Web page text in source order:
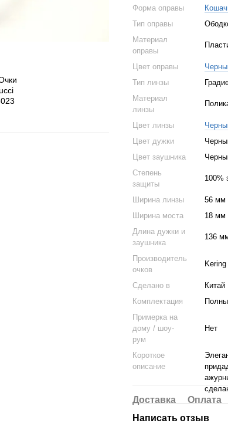
Форма оправы
Тип оправы
Материал
оправы
Цвет оправы
Тип линзы
Материал
линзы
Цвет линзы
Цвет дужки
Цвет заушника
Степень
защиты
100%
Ширина линзы
56 мм
Ширина моста
18 мм
Длина дужки и
заушника
136
Производитель
очков
Cделано в
Китай
Комплектация
Примерка на
дому / шоу-
рум
Нет
Короткое
описание
Доставка Оплата
Написать отзыв